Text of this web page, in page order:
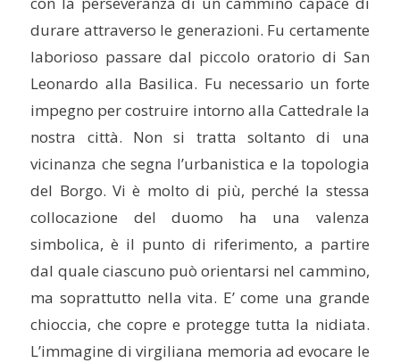
durare attraverso le generazioni. Fu certamente
laborioso passare dal piccolo oratorio di San
Leonardo alla Basilica. Fu necessario un forte
impegno per costruire intorno alla Cattedrale la
nostra città. Non si tratta soltanto di una
vicinanza che segna l’urbanistica e la topologia
del Borgo. Vi è molto di più, perché la stessa
collocazione del duomo ha una valenza
simbolica, è il punto di riferimento, a partire
dal quale ciascuno può orientarsi nel cammino,
ma soprattutto nella vita. E’ come una grande
chioccia, che copre e protegge tutta la nidiata.
L’immagine di virgiliana memoria ad evocare le